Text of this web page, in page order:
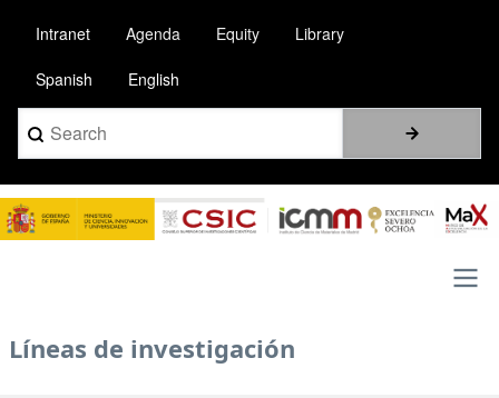
contenido
principal
Intranet Agenda Equity Library
Spanish English
Search
Image
Main
Líneas de investigación